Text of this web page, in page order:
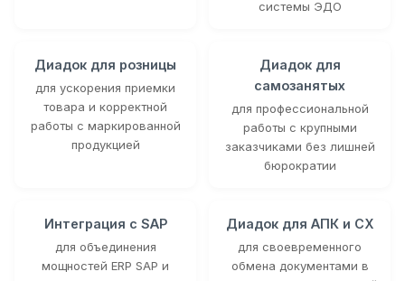
системы ЭДО
Диадок для розницы
для ускорения приемки
товара и корректной
работы с маркированной
продукцией
Диадок для
самозанятых
для профессиональной
работы с крупными
заказчиками без лишней
бюрократии
Интеграция с SAP
для объединения
мощностей ERP SAP и
Диадок для АПК и СХ
для своевременного
обмена документами в